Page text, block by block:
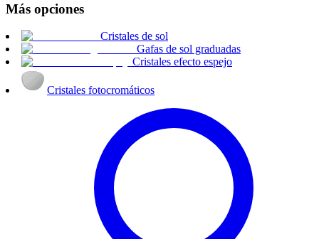
Más opciones
Cristales de sol
Gafas de sol graduadas
Cristales efecto espejo
Cristales fotocromáticos